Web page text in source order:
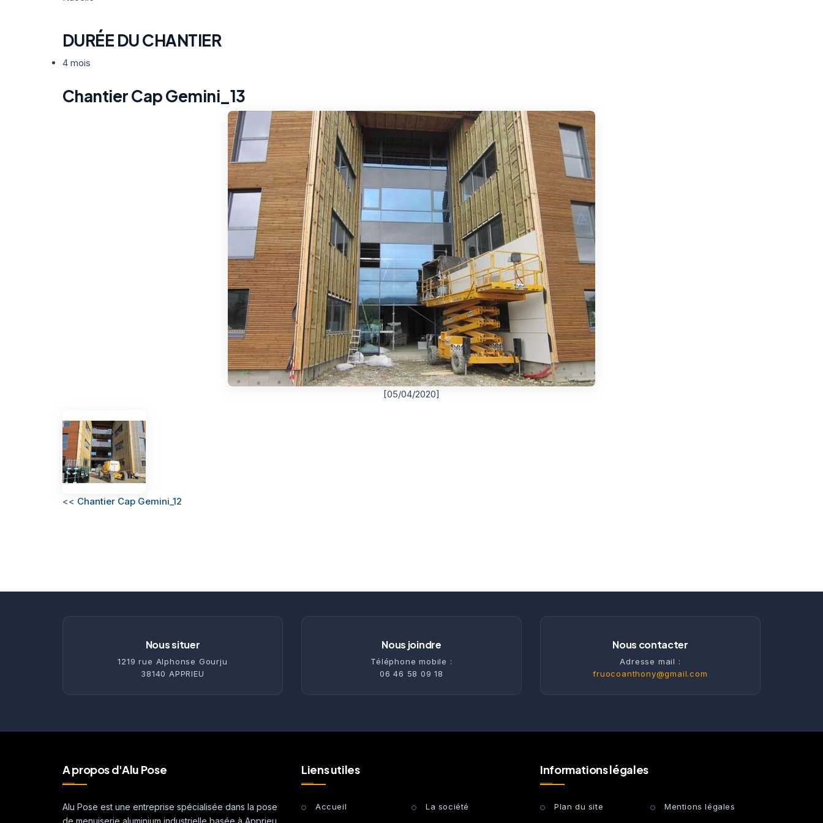
DURÉE DU CHANTIER
4 mois
Chantier Cap Gemini_13
[05/04/2020]
<< Chantier Cap Gemini_12
Nous situer
1219 rue Alphonse Gourju
38140 APPRIEU
Nous joindre
Téléphone mobile :
06 46 58 09 18
Nous contacter
Adresse mail :
fruocoanthony@gmail.com
A propos d'Alu Pose
Alu Pose est une entreprise spécialisée dans la pose
de menuiserie aluminium industrielle basée à Apprieu
Liens utiles
Accueil La société
Informations légales
Plan du site Mentions légales